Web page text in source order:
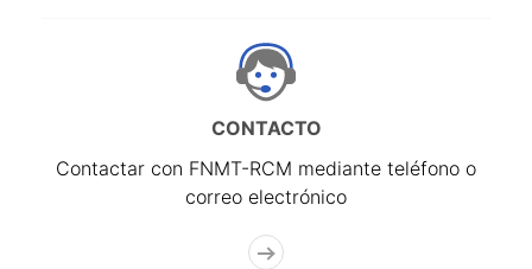
CONTACTO
Contactar con FNMT-RCM mediante teléfono o
correo electrónico